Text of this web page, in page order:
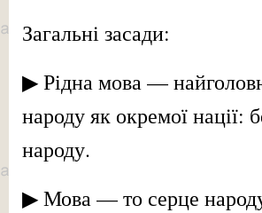
Загальні засади:
▶ Рідна мова —
народу як окремої нації:
народу.
▶ Мова — то серце